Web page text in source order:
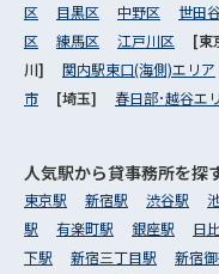
区
目黒区 中野区 世田
区
練馬区 江戸川区 [東
川] 関内駅東口(海側)エリア
市
[埼玉] 春日部･越谷エ
人気駅から貸事務所を探
東京駅 新宿駅 渋谷駅
駅
有楽町駅 銀座駅 日
下駅
新宿三丁目駅 新宿